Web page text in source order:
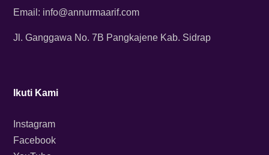
Email: info@annurmaarif.com
Jl. Ganggawa No. 7B Pangkajene Kab. Sidrap
Ikuti Kami
Instagram
Facebook